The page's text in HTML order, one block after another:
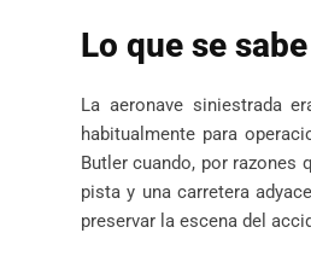
Lo que se
La aeronave siniestrada
habitualmente para
Butler cuando, por
pista y una carretera
preservar la escena del